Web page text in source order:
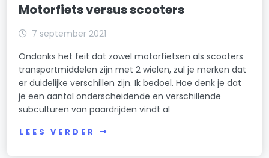
Motorfiets versus scooters
7 september 2021
Ondanks het feit dat zowel motorfietsen als scooters
transportmiddelen zijn met 2 wielen, zul je merken dat
er duidelijke verschillen zijn. Ik bedoel. Hoe denk je dat
je een aantal onderscheidende en verschillende
subculturen van paardrijden vindt al
LEES VERDER